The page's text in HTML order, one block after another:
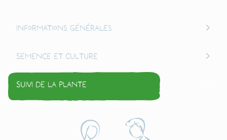
Informations générales
Semence et culture
Suivi de la plante